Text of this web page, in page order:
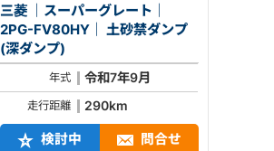
三菱 ｜スーパーグレート｜
2PG-FV80HY｜ 土砂禁ダンプ
(深ダンプ)
年式 令和7年9月
走行距離 290km
検討中 問合せ